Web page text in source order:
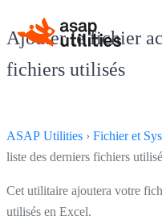
Ajouter le fichier
fichiers utilisés
ASAP Utilities › Fichier et
liste des derniers fichiers
Cet utilitaire ajoutera votre
utilisés en Excel.